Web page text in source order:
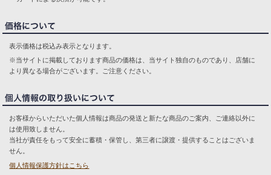
表示価格は税込み表示となります。
※当サイトに掲載しております商品の価格は、当サイト独自のものであり、店舗に
より異なる場合がございます。ご注意ください。
お客様からいただいた個人情報は商品の発送と新たな商品のご案内、ご連絡以外に
は使用致しません。
当社が責任をもって安全に蓄積・保管し、第三者に譲渡・提供することはございま
せん。
個人情報保護方針はこちら